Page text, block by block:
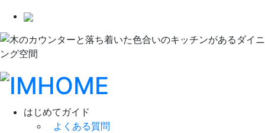
はじめてガイド
よくある質問